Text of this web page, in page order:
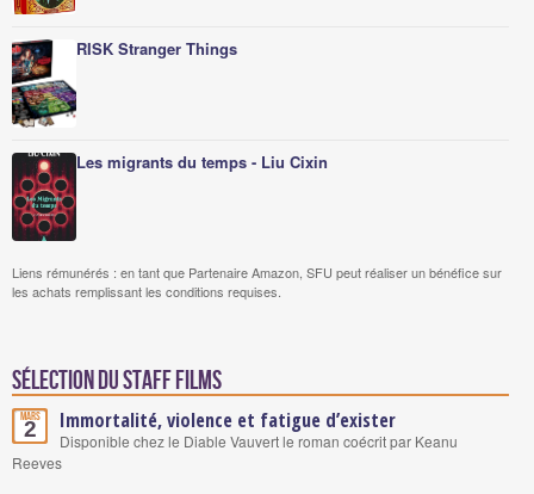
RISK Stranger Things
Les migrants du temps - Liu Cixin
Liens rémunérés : en tant que Partenaire Amazon, SFU peut réaliser un bénéfice sur
les achats remplissant les conditions requises.
Sélection du staff Films
Mars
2 Immortalité, violence et fatigue d’exister
Disponible chez le Diable Vauvert le roman coécrit par Keanu
Reeves